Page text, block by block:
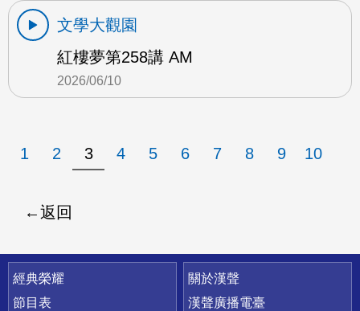
文學大觀園
紅樓夢第258講 AM
2026/06/10
1 2 3 4 5 6 7 8 9 10
返回
快速連結
經典榮耀
節目表
關於漢聲
漢聲廣播電臺